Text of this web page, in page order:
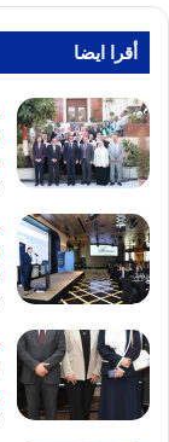
أقرا ايضا